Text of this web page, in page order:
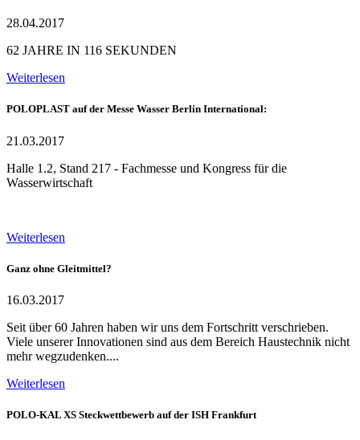
28.04.2017
62 JAHRE IN 116 SEKUNDEN
Weiterlesen
POLOPLAST auf der Messe Wasser Berlin International:
21.03.2017
Halle 1.2, Stand 217 - Fachmesse und Kongress für die
Wasserwirtschaft
Weiterlesen
Ganz ohne Gleitmittel?
16.03.2017
Seit über 60 Jahren haben wir uns dem Fortschritt verschrieben.
Viele unserer Innovationen sind aus dem Bereich Haustechnik nicht
mehr wegzudenken....
Weiterlesen
POLO-KAL XS Steckwettbewerb auf der ISH Frankfurt